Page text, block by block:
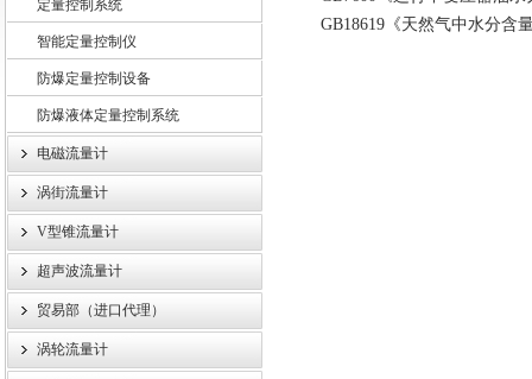
定量控制系统
智能定量控制仪
防爆定量控制设备
防爆液体定量控制系统
电磁流量计
涡街流量计
V型锥流量计
超声波流量计
贸易部（进口代理）
涡轮流量计
GB18619 《天然气中水分